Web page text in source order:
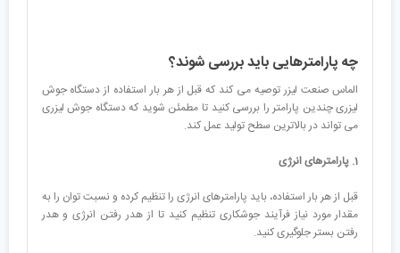
چه پارامترهایی باید بررسی شوند؟
الماس صنعت لیزر توصیه می کند که قبل از هر بار استفاده از دستگاه جوش
لیزری چندین پارامتر را بررسی کنید تا مطمئن شوید که دستگاه جوش لیزری
می تواند در بالاترین سطح تولید عمل کند.
1. پارامترهای انرژی
قبل از هر بار استفاده، باید پارامترهای انرژی را تنظیم کرده و نسبت توان را به
مقدار مورد نیاز فرآیند جوشکاری تنظیم کنید تا از هدر رفتن انرژی و هدر
رفتن بستر جلوگیری کنید.